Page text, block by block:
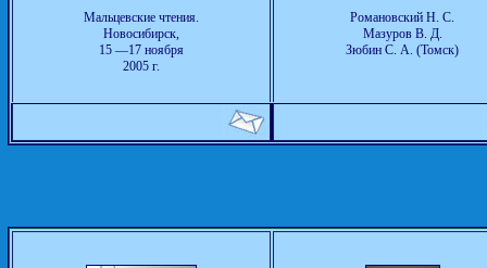
Мальцевские чтения.
Новосибирск,
15 —17 ноября
2005 г.
Романовский Н. С.
Мазуров В. Д.
Зюбин С. А. (Томск)